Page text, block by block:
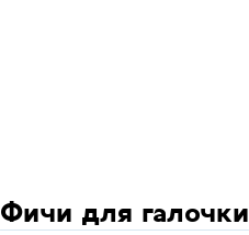
Фичи для галочки